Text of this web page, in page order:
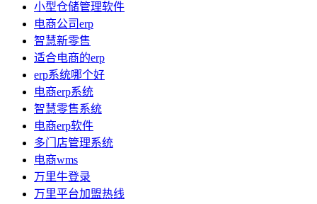
小型仓储管理软件
电商公司erp
智慧新零售
适合电商的erp
erp系统哪个好
电商erp系统
智慧零售系统
电商erp软件
多门店管理系统
电商wms
万里牛登录
万里平台加盟热线